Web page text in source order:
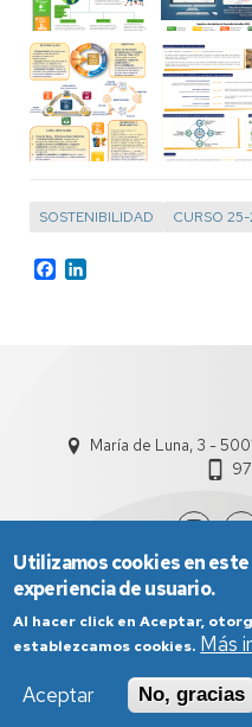
SOSTENIBILIDAD CURSO
Facebook
María de Luna, 3 -
Aviso Legal
Política de Privacidad
Utilizamos cookies en
experiencia de usuario.
Al hacer click en Aceptar,
establezcamos cookies. Más
Aceptar
No, gracias